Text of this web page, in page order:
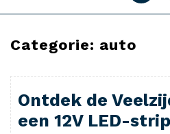
Categorie: auto
Ontdek de
een 12V LED-